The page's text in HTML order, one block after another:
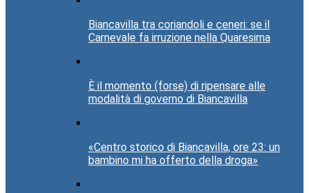
Biancavilla tra coriandoli e ceneri: se il
Carnevale fa irruzione nella Quaresima
È il momento (forse) di ripensare alle
modalità di governo di Biancavilla
«Centro storico di Biancavilla, ore 23: un
bambino mi ha offerto della droga»